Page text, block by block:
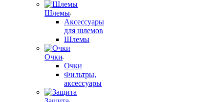
Шлемы
Аксессуары
для шлемов
Шлемы
Очки
Очки
Фильтры,
аксессуары